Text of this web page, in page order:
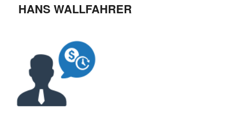
HANS WALLFAHRER